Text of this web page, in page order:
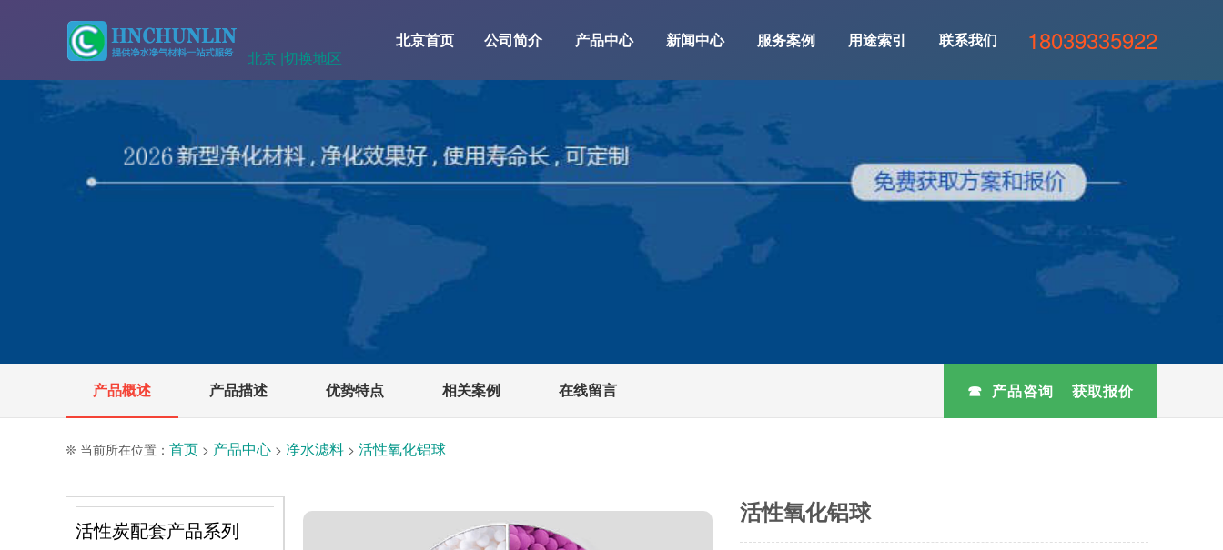
北京 |切换地区
北京首页 公司简介 产品中心 新闻中心 服务案例 用途索引 联系我们 18039335922
产品概述 产品描述 优势特点 相关案例 在线留言 ☎ 产品咨询 获取报价
❊ 当前所在位置： 首页 > 产品中心 > 净水滤料 > 活性氧化铝球
活性氧化铝球
活性炭配套产品系列